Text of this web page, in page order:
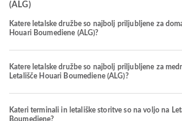
(ALG)
Katere letalske družbe so najbolj priljubljene za
Houari Boumediene (ALG)?
Katere letalske družbe so najbolj priljubljene za
Letališče Houari Boumediene (ALG)?
Kateri terminali in letališke storitve so na voljo na
Boumediene?